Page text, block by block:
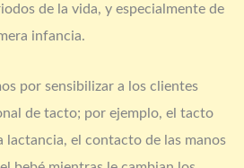
de la vida, y especialmente de
infancia.
por sensibilizar a los clientes
de tacto; por ejemplo, el tacto
lactancia, el contacto de las manos